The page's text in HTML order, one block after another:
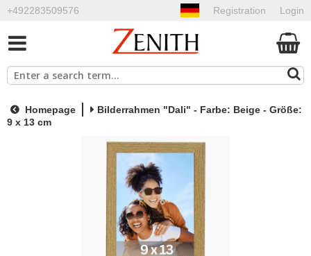
+492283509576 Login
Registration
Homepage
Bilderrahmen "Dali" - Farbe: Beige - Größe:
9 x 13 cm